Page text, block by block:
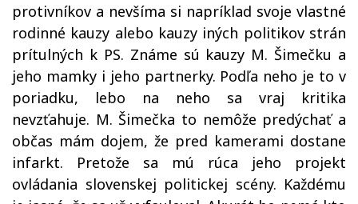
protivníkov a nevšíma si napríklad svoje vlastné
rodinné kauzy alebo kauzy iných politikov strán
prítulných k PS. Známe sú kauzy M. Šimečku a
jeho mamky i jeho partnerky. Podľa neho je to v
poriadku, lebo na neho sa vraj kritika
nevzťahuje. M. Šimečka to nemôže predýchať a
občas mám dojem, že pred kamerami dostane
infarkt. Pretože sa mú rúca jeho projekt
ovládania slovenskej politickej scény. Každému